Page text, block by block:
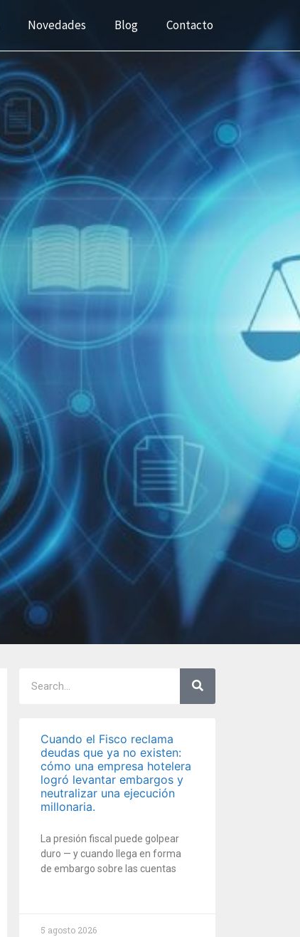
Novedades Blog Contacto
Cuando el Fisco reclama
deudas que ya no existen:
cómo una empresa hotelera
logró levantar embargos y
neutralizar una ejecución
millonaria.
La presión fiscal puede golpear
duro — y cuando llega en forma
de embargo sobre las cuentas
5 agosto 2026